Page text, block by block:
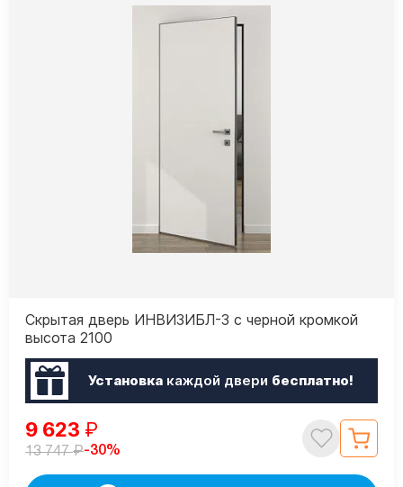
Скрытая дверь ИНВИЗИБЛ-3 с черной кромкой
высота 2100
Установкакаждой двери бесплатно!
9 623 ₽
13 747₽-30%